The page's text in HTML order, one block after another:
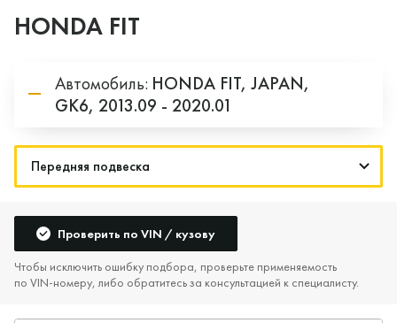
HONDA FIT
Автомобиль: HONDA FIT, JAPAN,
GK6, 2013.09 - 2020.01
Проверить по VIN / кузову
Чтобы исключить ошибку подбора, проверьте применяемость
по VIN‑номеру, либо обратитесь за консультацией к специалисту.